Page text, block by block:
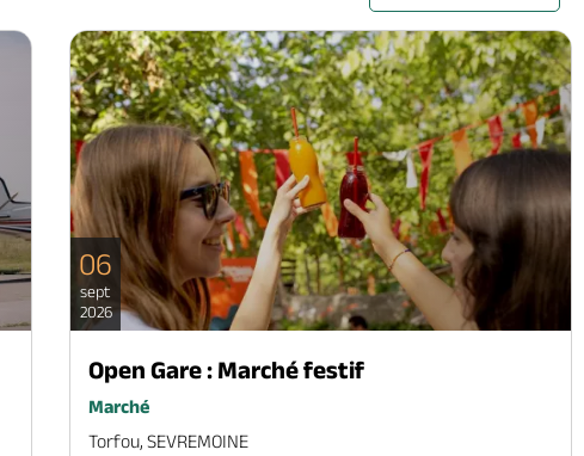
06
sept
2026
Open Gare : Marché festif
Marché
Torfou, SEVREMOINE